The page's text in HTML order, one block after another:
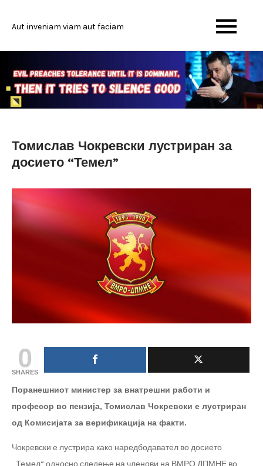
Aut inveniam viam aut faciam
Томислав Чокревски лустриран за
досието “Темел”
0
SHARES
Поранешниот министер за внатрешни работи и
професор во пензија, Томислав Чокревски е лустриран
од Комисијата за верификација на факти.
Чокревски е лустрира како наредбодавател во досието
„Темел“ односно следење на членови на ВМРО ДПМНЕ во